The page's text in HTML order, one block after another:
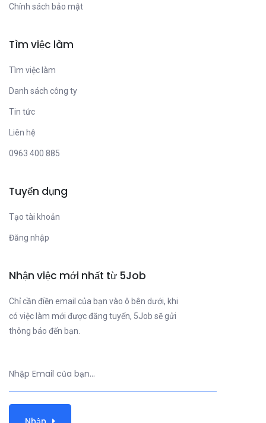
Chính sách bảo mật
Tìm việc làm
Tìm việc làm
Danh sách công ty
Tin tức
Liên hệ
0963 400 885
Tuyển dụng
Tạo tài khoản
Đăng nhập
Nhận việc mới nhất từ 5Job
Chỉ cần điền email của bạn vào ô bên dưới, khi
có việc làm mới được đăng tuyển, 5Job sẽ gửi
thông báo đến bạn.